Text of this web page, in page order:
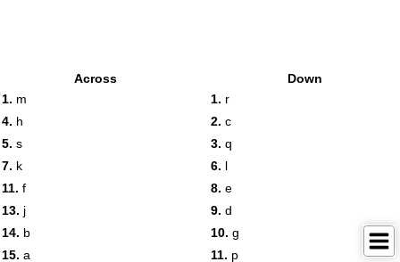
Across
1. m
4. h
5. s
7. k
11. f
13. j
14. b
15. a
Down
1. r
2. c
3. q
6. l
8. e
9. d
10. g
11. p